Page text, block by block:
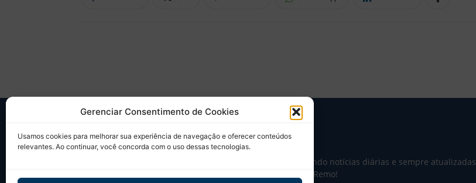
Gerenciar Consentimento de Cookies
Usamos cookies para melhorar sua experiência de navegação e oferecer conteúdos
relevantes. Ao continuar, você concorda com o uso dessas tecnologias.
SOBRE NÓS
Desde 2004 trazendo notícias diárias e sempre atualizadas
sobre o Clube do Remo!